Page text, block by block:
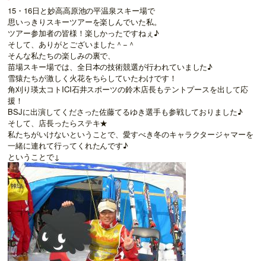
15・16日と妙高高原池の平温泉スキー場で
思いっきりスキーツアーを楽しんでいた私。
ツアー参加者の皆様！楽しかったですねぇ♪
そして、ありがとございました＾−＾
そんな私たちの楽しみの裏で、
苗場スキー場では、全日本の技術競選が行われていました♪
雪猿たちが激しく火花をちらしていたわけです！
角刈り瑛太コトICI石井スポーツの鈴木店長もテントプースを出して応
援！
BSJに出演してくださった佐藤てるゆき選手も参戦しておりました♪
そして、店長ったらステキ★
私たちがいけないということで、愛すべき冬のキャラクタージャマーを
一緒に連れて行ってくれたんです♪
ということで↓